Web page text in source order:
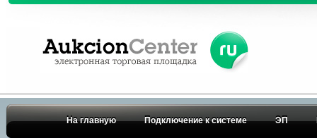
На главную Подключение к системе ЭП